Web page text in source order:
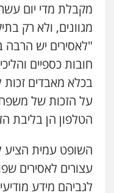
מקבלת מדי יום
מגוונים, ולא רק
"לאסירים יש
חובות כספיים
בכלא מאבדים זכות
על הזכות של
הטלפון הן בליבת
השופט עמית הציע
עצורים לאסירים
לגביהם מידע